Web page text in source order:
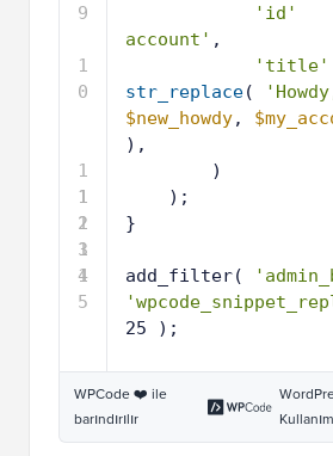
9
1
0
1
1
1
2
1
3
1
4
1
5
'id'
account' ,
'title'
str_replace(
$new_howdy,
),
)
);
}
add_filter(
25 );
WPCode ❤️ ile
barındırılır
Kullanım